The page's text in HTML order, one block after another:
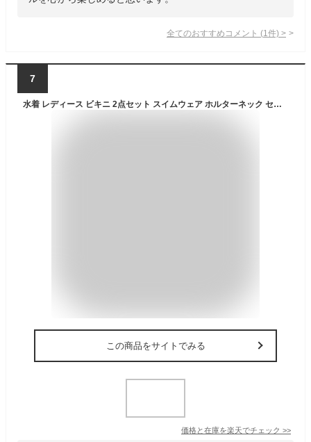
全てのおすすめコメント (1 件) >
7
水着 レディース ビキニ 2点セット スイムウェア ホルターネック セパレート 胸パッド ワイヤーなし 盛れる 温泉着 ビーチ クロス 夏着
この商品をサイトでみる
価格と在庫を楽天でチェック >>